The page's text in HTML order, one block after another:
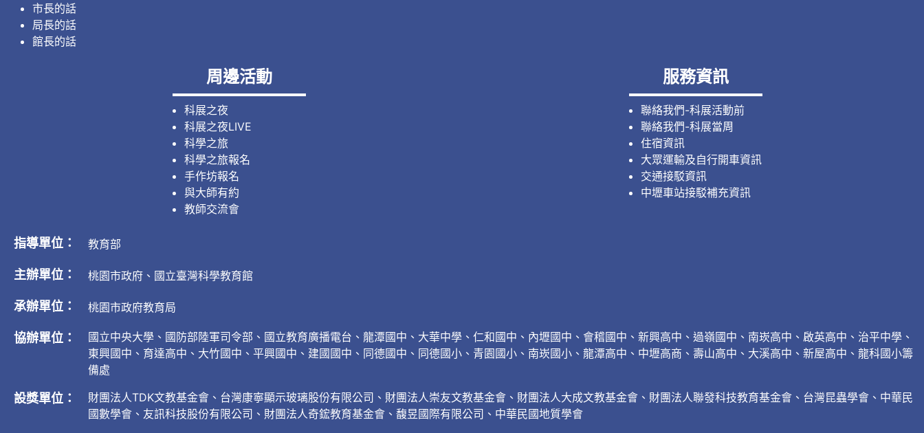
市長的話
局長的話
館長的話
周邊活動
科展之夜
科展之夜LIVE
科學之旅
科學之旅報名
手作坊報名
與大師有約
教師交流會
服務資訊
聯絡我們-科展活動前
聯絡我們-科展當周
住宿資訊
大眾運輸及自行開車資訊
交通接駁資訊
中壢車站接駁補充資訊
指導單位： 教育部
主辦單位： 桃園市政府、國立臺灣科學教育館
承辦單位： 桃園市政府教育局
協辦單位：
國立中央大學、國防部陸軍司令部、國立教育廣播電台、龍潭國中、大華中學、仁和國中、內壢國中、會稽國中、新興高中、過嶺國中、南崁高中、啟英高中、治平中學、
東興國中、育達高中、大竹國中、平興國中、建國國中、同德國中、同德國小、青園國小、南崁國小、龍潭高中、中壢高商、壽山高中、大溪高中、新屋高中、龍科國小籌
備處
設獎單位：
財團法人TDK文教基金會、台灣康寧顯示玻璃股份有限公司、財團法人崇友文教基金會、財團法人大成文教基金會、財團法人聯發科技教育基金會、台灣昆蟲學會、中華民
國數學會、友訊科技股份有限公司、財團法人奇鋐教育基金會、馥昱國際有限公司、中華民國地質學會